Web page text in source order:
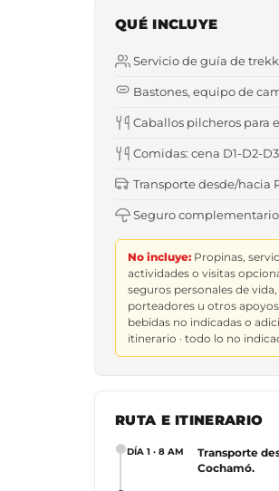
QUÉ INCLUYE
Servicio de guía de
Bastones, equipo de
Caballos pilcheros para
Comidas: cena D1-D2-
Transporte desde/hacia
Seguro
No incluye: Propinas,
actividades o visitas
seguros personales de
porteadores u otros
bebidas no indicadas o
itinerario · todo lo no
RUTA E ITINERARIO
DÍA 1 · 8 AM
Transporte
Cochamó.